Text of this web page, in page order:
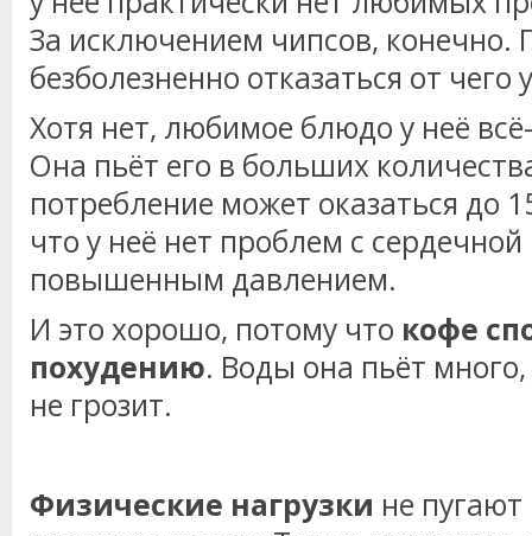
За исключением чипсов, конечно.
безболезненно отказаться от чего
Хотя нет, любимое блюдо у неё
Она пьёт его в больших
потребление может оказаться до
что у неё нет проблем с
повышенным давлением.
И это хорошо, потому что кофе
похудению. Воды она пьёт
не грозит.
Физические нагрузки не